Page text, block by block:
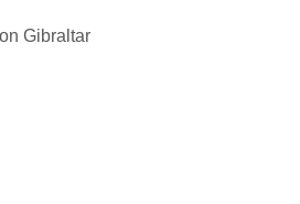
Gibraltar